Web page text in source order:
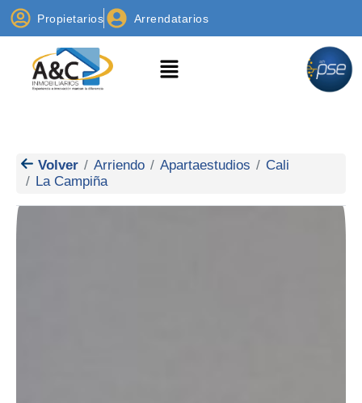
Propietarios Arrendatarios
Volver Arriendo Apartaestudios
Cali
La Campiña